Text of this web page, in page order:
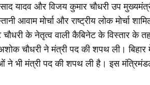
यादव और विजय कुमार चौधरी उप
आवाम मोर्चा और राष्ट्रीय लोक मोर्चा
चौधरी के नेतृत्व वाली कैबिनेट के विस्तार के
चौधरी ने मंत्री पद की शपथ ली। बिहार
ने भी मंत्री पद की शपथ ली है। इस